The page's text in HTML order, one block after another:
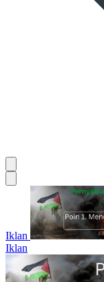
Iklan
Iklan